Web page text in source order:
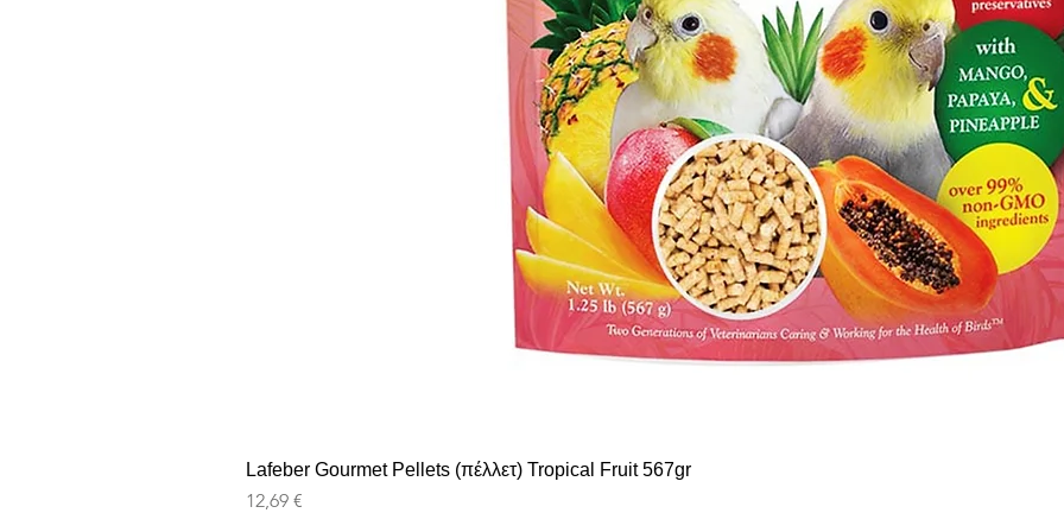
Lafeber Gourmet Pellets (πέλλετ) Tropical Fruit 567gr
Preis
12,69 €